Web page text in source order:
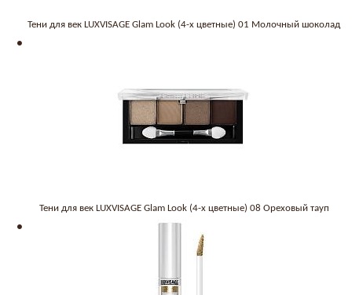
Тени для век LUXVISAGE Glam Look (4-х цветные) 01 Молочный шоколад
Тени для век LUXVISAGE Glam Look (4-х цветные) 08 Ореховый тауп